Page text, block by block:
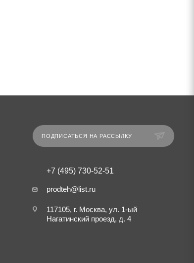
ПОДПИСАТЬСЯ НА РАССЫЛКУ
+7 (495) 730-52-51
prodteh@list.ru
117105, г. Москва, ул. 1-ый
Нагатинский проезд, д. 4